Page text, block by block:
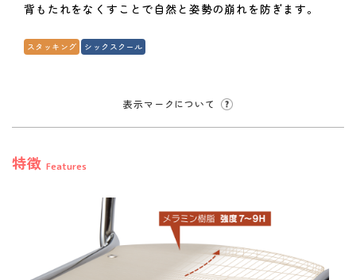
背もたれをなくすことで自然と姿勢の崩れを防ぎます。
スタッキング シックスクール
表示マークについて
特徴 Features